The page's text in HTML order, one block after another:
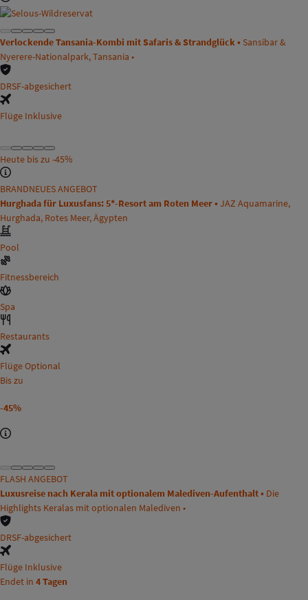
Verlockende Tansania-Kombi mit Safaris & Strandglück • Sansibar &
Nyerere-Nationalpark, Tansania •
DRSF-abgesichert
Flüge Inklusive
Heute bis zu -45%
BRANDNEUES ANGEBOT
Hurghada für Luxusfans: 5*-Resort am Roten Meer • JAZ Aquamarine,
Hurghada, Rotes Meer, Ägypten
Pool
Fitnessbereich
Spa
Restaurants
Flüge Optional
Bis zu
-45%
FLASH ANGEBOT
Luxusreise nach Kerala mit optionalem Malediven-Aufenthalt • Die
Highlights Keralas mit optionalen Malediven •
DRSF-abgesichert
Flüge Inklusive
Endet in 4 Tagen